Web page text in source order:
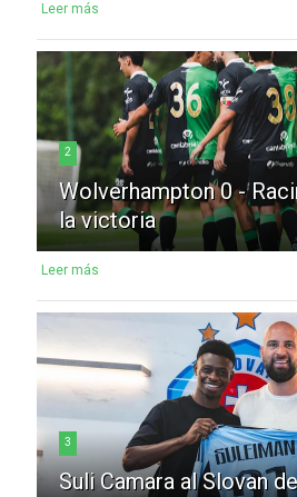
Leer más
2
Wolverhampton 0 -
la victoria
Leer más
3
Suli Camara al Slovan